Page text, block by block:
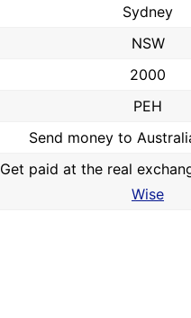
Sydney
NSW
2000
PEH
Send money to
Get paid at the real
Wise